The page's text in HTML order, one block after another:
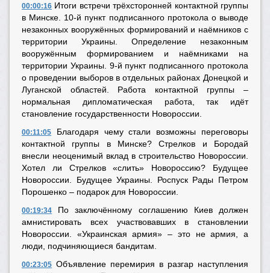
00:00:16 Итоги встречи трёхсторонней контактной группы
в Минске. 10-й пункт подписанного протокола о выводе
незаконных вооружённых формирований и наёмников с
территории Украины. Определение незаконным
вооружённым формированием и наёмниками на
территории Украины. 9-й пункт подписанного протокола
о проведении выборов в отдельных районах Донецкой и
Луганской областей. Работа контактной группы –
нормальная дипломатическая работа, так идёт
становление государственности Новороссии.
00:11:05 Благодаря чему стали возможны переговоры
контактной группы в Минске? Стрелков и Бородай
внесли неоценимый вклад в строительство Новороссии.
Хотел ли Стрелков «слить» Новороссию? Будущее
Новороссии. Будущее Украины. Роспуск Рады Петром
Порошенко – подарок для Новороссии.
00:19:34 По заключённому соглашению Киев должен
амнистировать всех участвовавших в становлении
Новороссии. «Украинская армия» – это не армия, а
люди, подчиняющиеся бандитам.
00:23:05 Объявление перемирия в разгар наступления